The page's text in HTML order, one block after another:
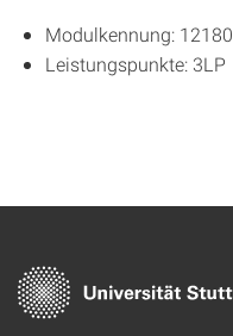
Modulkennung: 12180
Leistungspunkte: 3LP